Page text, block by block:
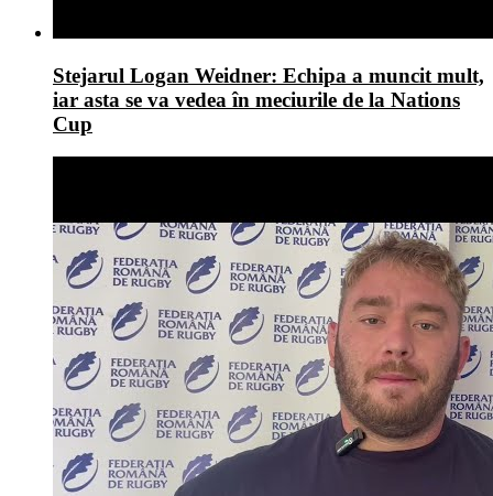
Stejarul Logan Weidner: Echipa a muncit mult,
iar asta se va vedea în meciurile de la Nations
Cup